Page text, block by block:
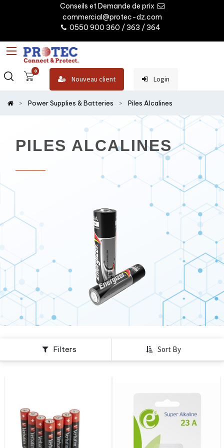
Conseils et Demande de prix
commercial@protec-dz.com
0550 900 360 / 363 / 364
0
Nouveau client Login
Power Supplies & Batteries Piles Alcalines
PILES ALCALINES
Filters Sort By